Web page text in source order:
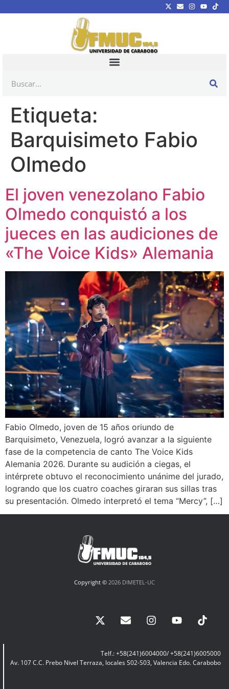
Etiqueta:
Barquisimeto Fabio
Olmedo
El joven venezolano Fabio
Olmedo conquistó a los
jueces en las audiciones de
«The Voice Kids» Alemania
Fabio Olmedo, joven de 15 años oriundo de
Barquisimeto, Venezuela, logró avanzar a la siguiente
fase de la competencia de canto The Voice Kids
Alemania 2026. Durante su audición a ciegas, el
intérprete obtuvo el reconocimiento unánime del jurado,
logrando que los cuatro coaches giraran sus sillas tras
su presentación. Olmedo interpretó el tema “Mercy”, […]
Copyright © 2026 DIMETEL-UC
Telf.: +58(241)6004000/ +58(241)6005000
Av. 107 C.C. Prebo Nivel Terraza, locales S02-S03, Valencia Edo. Carabobo